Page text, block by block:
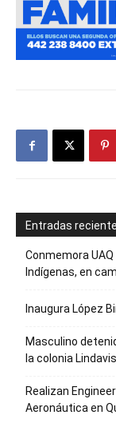
Entradas
Conmemora
Indígenas, en
Inaugura López
Masculino
la colonia
Realizan
Aeronáutica en